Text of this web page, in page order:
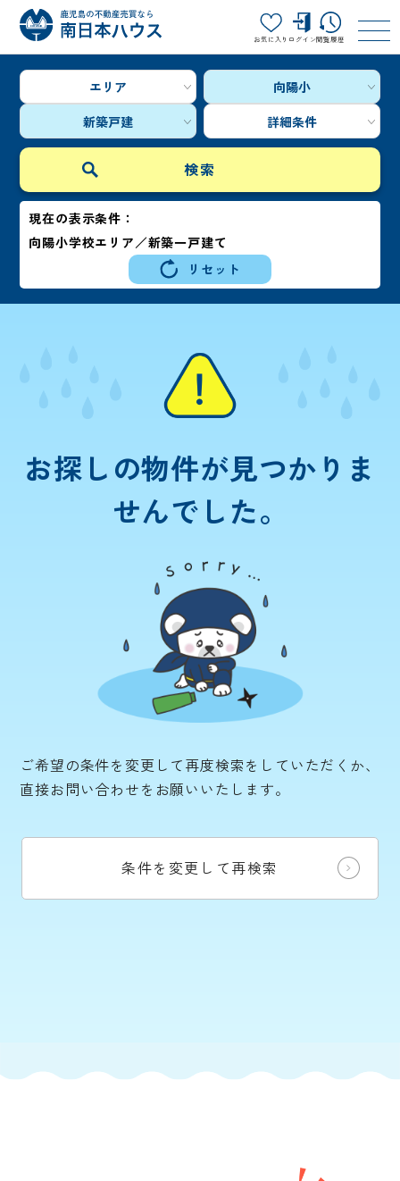
お気に入り ログイン閲覧履歴
エリア
向陽小
新築戸建
詳細条件
現在の表示条件：
向陽小学校エリア／新築一戸建て
リセット
お探しの物件が見つかりま
せんでした。
ご希望の条件を変更して再度検索をしていただくか、
直接お問い合わせをお願いいたします。
条件を変更して再検索